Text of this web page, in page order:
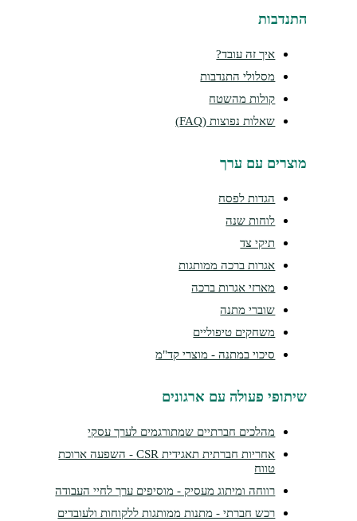
איך זה עובד?
מסלולי התנדבות
קולות מהשטח
שאלות נפוצות (FAQ)
עם ערך
הגדות לפסח
לוחות שנה
אגרות ברכה ממותגות
מארזי אגרות ברכה
שוברי מתנה
משחקים טיפוליים
סיכוי במתנה - מוצרי קד"מ
פעולה עם ארגונים
מהלכים חברתיים שמתורגמים לערך עסקי
אחריות חברתית תאגידית CSR - השפעה ארוכת
רווחה ומיתוג מעסיק - מוסיפים ערך לחיי העבודה
רכש חברתי - מתנות ממותגות ללקוחות ולעובדים